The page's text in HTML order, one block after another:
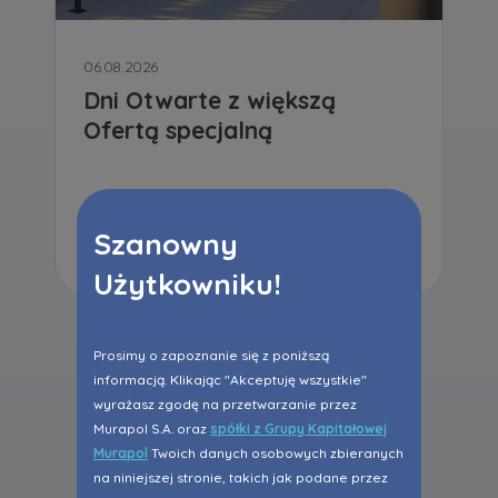
Szanowny
Użytkowniku!
Prosimy o zapoznanie się z poniższą
informacją. Klikając "Akceptuję wszystkie"
wyrażasz zgodę na przetwarzanie przez
Murapol S.A. oraz spółki z Grupy Kapitałowej
Murapol Twoich danych osobowych zbieranych
na niniejszej stronie, takich jak podane przez
06.08.2026
Dni Otwarte z większą
Ofertą specjalną
Czytaj dalej
Wszystkie aktualności